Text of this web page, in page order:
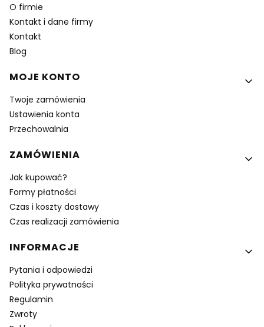
O firmie
Kontakt i dane firmy
Kontakt
Blog
MOJE KONTO
Twoje zamówienia
Ustawienia konta
Przechowalnia
ZAMÓWIENIA
Jak kupować?
Formy płatności
Czas i koszty dostawy
Czas realizacji zamówienia
INFORMACJE
Pytania i odpowiedzi
Polityka prywatności
Regulamin
Zwroty